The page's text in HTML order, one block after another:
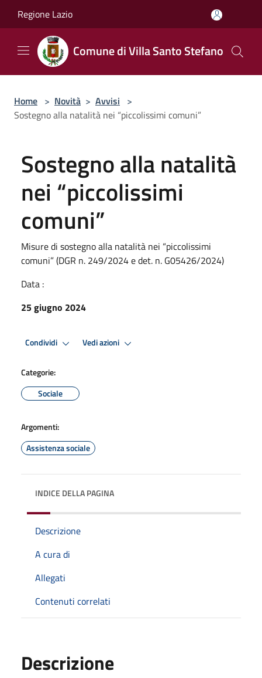
Regione Lazio
Comune di Villa Santo Stefano
Home > Novità > Avvisi >
Sostegno alla natalità nei “piccolissimi comuni”
Sostegno alla natalità
nei “piccolissimi
comuni”
Misure di sostegno alla natalità nei “piccolissimi
comuni” (DGR n. 249/2024 e det. n. G05426/2024)
Data :
25 giugno 2024
Condividi Vedi azioni
Categorie:
Sociale
Argomenti:
Assistenza sociale
INDICE DELLA PAGINA
Descrizione
A cura di
Allegati
Contenuti correlati
Descrizione